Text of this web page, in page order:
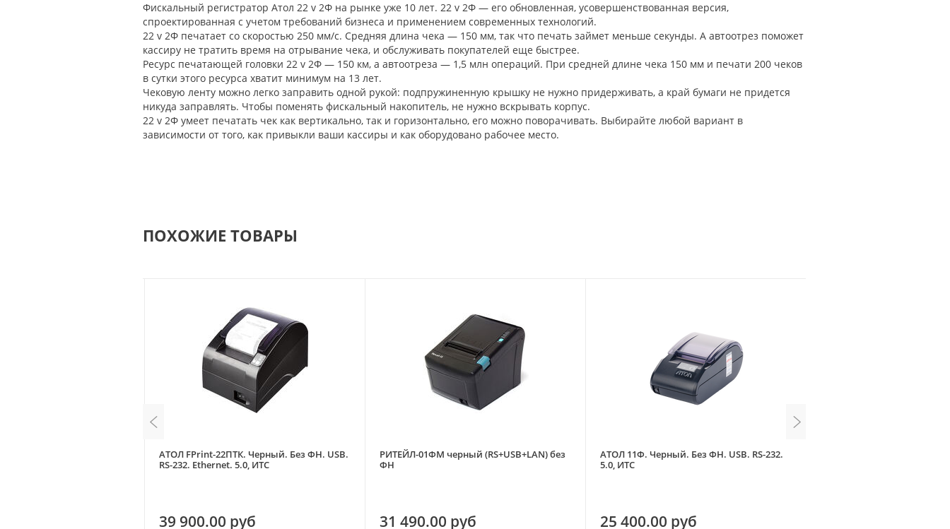
Фискальный регистратор Атол 22 v 2Ф на рынке уже 10 лет. 22 v 2Ф — его обновленная, усовершенствованная версия,
спроектированная с учетом требований бизнеса и применением современных технологий.
22 v 2Ф печатает со скоростью 250 мм/с. Средняя длина чека — 150 мм, так что печать займет меньше секунды. А автоотрез поможет
кассиру не тратить время на отрывание чека, и обслуживать покупателей еще быстрее.
Ресурс печатающей головки 22 v 2Ф — 150 км, а автоотреза — 1,5 млн операций. При средней длине чека 150 мм и печати 200 чеков
в сутки этого ресурса хватит минимум на 13 лет.
Чековую ленту можно легко заправить одной рукой: подпружиненную крышку не нужно придерживать, а край бумаги не придется
никуда заправлять. Чтобы поменять фискальный накопитель, не нужно вскрывать корпус.
22 v 2Ф умеет печатать чек как вертикально, так и горизонтально, его можно поворачивать. Выбирайте любой вариант в
зависимости от того, как привыкли ваши кассиры и как оборудовано рабочее место.
ПОХОЖИЕ ТОВАРЫ
АТОЛ FPrint-22ПТК. Черный. Без ФН. USB.
RS-232. Ethernet. 5.0, ИТС
39 900.00 руб
РИТЕЙЛ-01ФМ черный (RS+USB+LAN) без
ФН
31 490.00 руб
АТОЛ 11Ф. Черный. Без ФН. USB. RS-232.
5.0, ИТС
25 400.00 руб